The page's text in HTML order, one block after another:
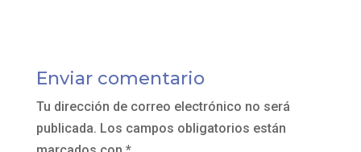
Enviar comentario
Tu dirección de correo electrónico no será
publicada. Los campos obligatorios están